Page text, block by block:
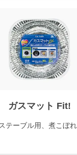
ガスマット Fit!
テーブル用、煮こぼ